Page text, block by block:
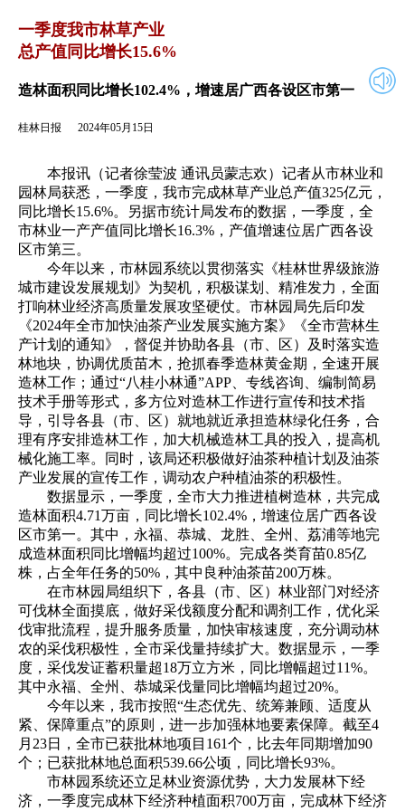
2024年05月15日
一季度我市林草产业
总产值同比增长15.6%
造林面积同比增长102.4%，增速居广西各设区市第一
桂林日报 2024年05月15日
本报讯（记者徐莹波 通讯员蒙志欢）记者从市林业和
园林局获悉，一季度，我市完成林草产业总产值325亿元，
同比增长15.6%。另据市统计局发布的数据，一季度，全
市林业一产产值同比增长16.3%，产值增速位居广西各设
区市第三。
今年以来，市林园系统以贯彻落实《桂林世界级旅游
城市建设发展规划》为契机，积极谋划、精准发力，全面
打响林业经济高质量发展攻坚硬仗。市林园局先后印发
《2024年全市加快油茶产业发展实施方案》《全市营林生
产计划的通知》，督促并协助各县（市、区）及时落实造
林地块，协调优质苗木，抢抓春季造林黄金期，全速开展
造林工作；通过“八桂小林通”APP、专线咨询、编制简易
技术手册等形式，多方位对造林工作进行宣传和技术指
导，引导各县（市、区）就地就近承担造林绿化任务，合
理有序安排造林工作，加大机械造林工具的投入，提高机
械化施工率。同时，该局还积极做好油茶种植计划及油茶
产业发展的宣传工作，调动农户种植油茶的积极性。
数据显示，一季度，全市大力推进植树造林，共完成
造林面积4.71万亩，同比增长102.4%，增速位居广西各设
区市第一。其中，永福、恭城、龙胜、全州、荔浦等地完
成造林面积同比增幅均超过100%。完成各类育苗0.85亿
株，占全年任务的50%，其中良种油茶苗200万株。
在市林园局组织下，各县（市、区）林业部门对经济
可伐林全面摸底，做好采伐额度分配和调剂工作，优化采
伐审批流程，提升服务质量，加快审核速度，充分调动林
农的采伐积极性，全市采伐量持续扩大。数据显示，一季
度，采伐发证蓄积量超18万立方米，同比增幅超过11%。
其中永福、全州、恭城采伐量同比增幅均超过20%。
今年以来，我市按照“生态优先、统筹兼顾、适度从
紧、保障重点”的原则，进一步加强林地要素保障。截至4
月23日，全市已获批林地项目161个，比去年同期增加90
个；已获批林地总面积539.66公顷，同比增长93%。
市林园系统还立足林业资源优势，大力发展林下经
济，一季度完成林下经济种植面积700万亩，完成林下经济